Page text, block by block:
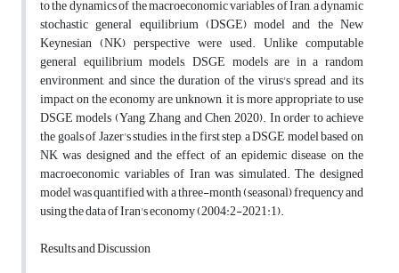
to the dynamics of the macroeconomic variables of Iran, a dynamic
stochastic general equilibrium (DSGE) model and the New
Keynesian (NK) perspective were used. Unlike computable
general equilibrium models, DSGE models are in a random
environment, and since the duration of the virus's spread and its
impact on the economy are unknown, it is more appropriate to use
DSGE models (Yang, Zhang and Chen, 2020). In order to achieve
the goals of Jazer's studies, in the first step, a DSGE model based on
NK was designed and the effect of an epidemic disease on the
macroeconomic variables of Iran was simulated. The designed
model was quantified with a three-month (seasonal) frequency and
using the data of Iran's economy (2004:2-2021:1).
Results and Discussion